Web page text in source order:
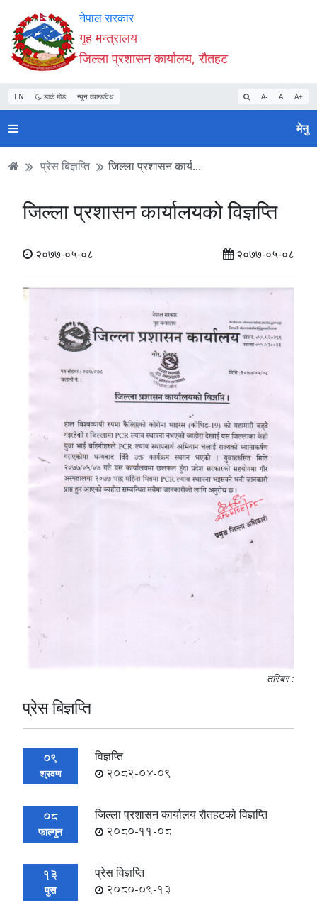
Accessibility
Mode
सुरु
गर्नुहोस्
सामाग्री
पढ्नुहाेस्
नेभिगेसन
पढ्नुहाेस्
वेबसाइट
खोजमा
जानुहोस्
नेपाल सरकार
गृह मन्त्रालय
जिल्ला प्रशासन कार्यालय, रौतहट
EN डार्क मोड न्यून व्यान्डविथ A- A A+
मेनु
प्रेस बिज्ञप्ति जिल्ला प्रशासन कार्य...
जिल्ला प्रशासन कार्यालयको विज्ञप्ति
२०७७-०५-०८ २०७७-०५-०८
तस्बिर :
प्रेस बिज्ञप्ति
09
श्रवण
विज्ञप्ति
2082-04-09
08
फाल्गुन
जिल्ला प्रशासन कार्यालय रौतहटको विज्ञप्ति
2080-11-08
13
पुस
प्रेस विज्ञप्ति
2080-09-13